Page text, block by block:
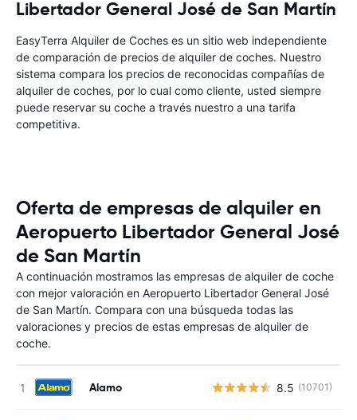
Libertador General José de San Martín
EasyTerra Alquiler de Coches es un sitio web independiente
de comparación de precios de alquiler de coches. Nuestro
sistema compara los precios de reconocidas compañías de
alquiler de coches, por lo cual como cliente, usted siempre
puede reservar su coche a través nuestro a una tarifa
competitiva.
Oferta de empresas de alquiler en
Aeropuerto Libertador General José
de San Martín
A continuación mostramos las empresas de alquiler de coche
con mejor valoración en Aeropuerto Libertador General José
de San Martín. Compara con una búsqueda todas las
valoraciones y precios de estas empresas de alquiler de
coche.
Alamo 8.5 (10701)